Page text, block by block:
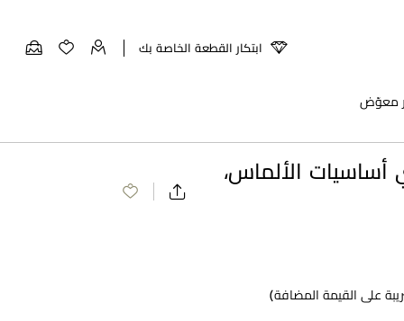
ابتكار القطعة الخاصة بك
معوّض
أساسيات الألماس،
على القيمة المضافة)